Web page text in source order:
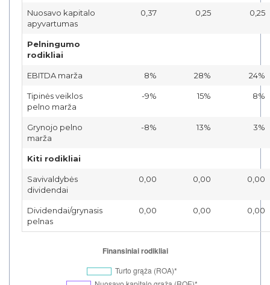
Nuosavo kapitalo
apyvartumas
0,37 0,25 0,25
Pelningumo
rodikliai
EBITDA marža 8% 28% 24%
Tipinės veiklos
pelno marža
-9% 15% 8%
Grynojo pelno
marža
-8% 13% 3%
Kiti rodikliai
Savivaldybės
dividendai
0,00 0,00 0,00
Dividendai/grynasis
pelnas
0,00 0,00 0,00